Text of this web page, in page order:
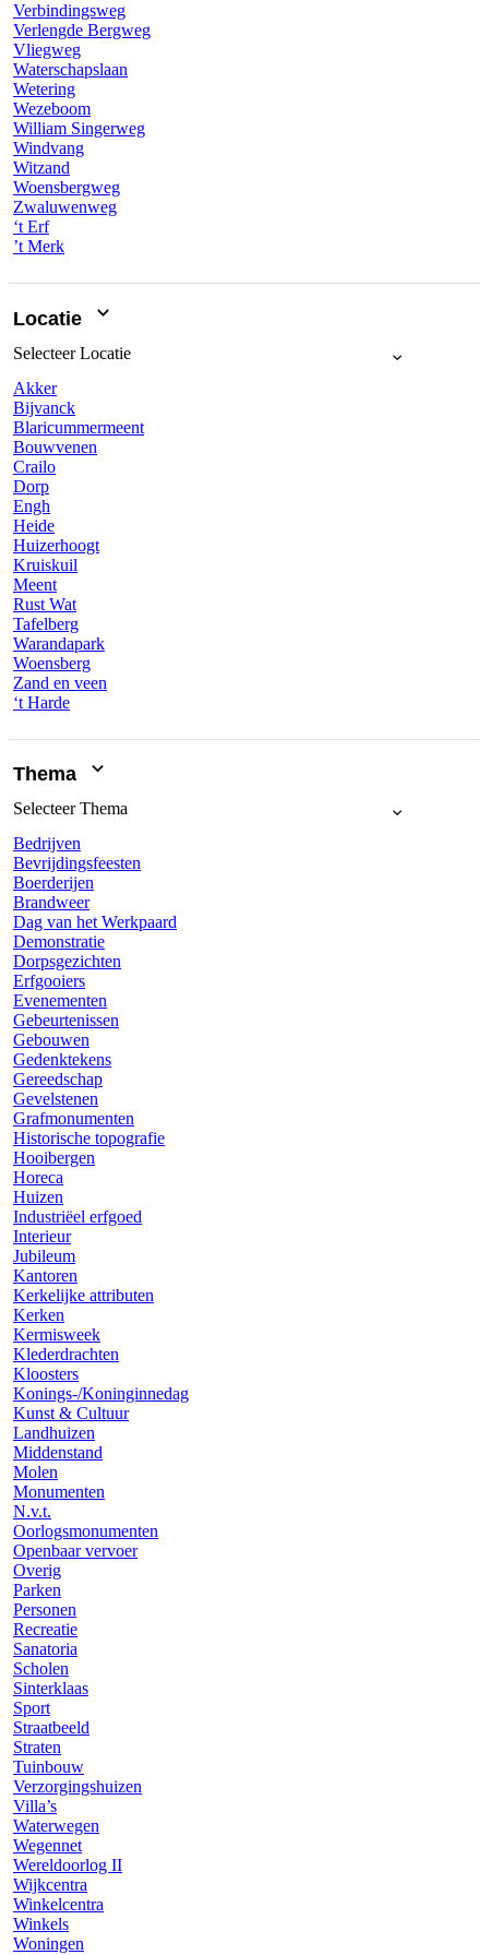
Verbindingsweg
Verlengde Bergweg
Vliegweg
Waterschapslaan
Wetering
Wezeboom
William Singerweg
Windvang
Witzand
Woensbergweg
Zwaluwenweg
‘t Erf
’t Merk
Locatie
SelecteerLocatie
Akker
Bijvanck
Blaricummermeent
Bouwvenen
Crailo
Dorp
Engh
Heide
Huizerhoogt
Kruiskuil
Meent
Rust Wat
Tafelberg
Warandapark
Woensberg
Zand en veen
‘t Harde
Thema
SelecteerThema
Bedrijven
Bevrijdingsfeesten
Boerderijen
Brandweer
Dag van het Werkpaard
Demonstratie
Dorpsgezichten
Erfgooiers
Evenementen
Gebeurtenissen
Gebouwen
Gedenktekens
Gereedschap
Gevelstenen
Grafmonumenten
Historische topografie
Hooibergen
Horeca
Huizen
Industriëel erfgoed
Interieur
Jubileum
Kantoren
Kerkelijke attributen
Kerken
Kermisweek
Klederdrachten
Kloosters
Konings-/Koninginnedag
Kunst & Cultuur
Landhuizen
Middenstand
Molen
Monumenten
N.v.t.
Oorlogsmonumenten
Openbaar vervoer
Overig
Parken
Personen
Recreatie
Sanatoria
Scholen
Sinterklaas
Sport
Straatbeeld
Straten
Tuinbouw
Verzorgingshuizen
Villa’s
Waterwegen
Wegennet
Wereldoorlog II
Wijkcentra
Winkelcentra
Winkels
Woningen